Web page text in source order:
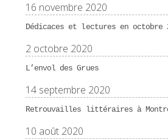
16 novembre 2020
Dédicaces et lectures en octobre
2 octobre 2020
L’envol des Grues
14 septembre 2020
Retrouvailles littéraires à
10 août 2020